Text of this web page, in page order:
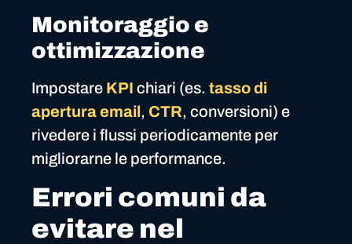
Monitoraggio e
ottimizzazione
Impostare KPI chiari (es. tasso di
apertura email, CTR, conversioni) e
rivedere i flussi periodicamente per
migliorarne le performance.
Errori comuni da
evitare nel